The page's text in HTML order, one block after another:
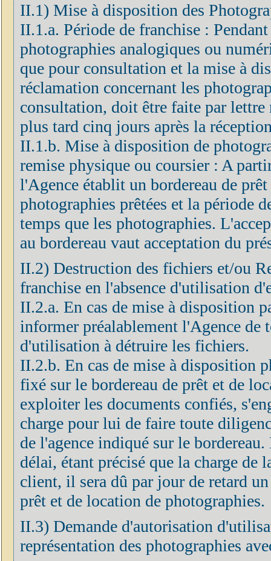
II.1) Mise à disposition des
II.1.a. Période de franchise :
photographies analogiques ou
que pour consultation et la mise à
réclamation concernant les
consultation, doit être faite par lettre
plus tard cinq jours après la
II.1.b. Mise à disposition de
remise physique ou coursier : A
l'Agence établit un bordereau de
photographies prêtées et la période
temps que les photographies.
au bordereau vaut acceptation du
II.2) Destruction des fichiers et/ou
franchise en l'absence d'utilisation
II.2.a. En cas de mise à disposition
informer préalablement l'Agence de
d'utilisation à détruire les fichiers.
II.2.b. En cas de mise à disposition
fixé sur le bordereau de prêt et de
exploiter les documents confiés,
charge pour lui de faire toute
de l'agence indiqué sur le
délai, étant précisé que la charge de
client, il sera dû par jour de retard
prêt et de location de photographies.
II.3) Demande d'autorisation
représentation des photographies